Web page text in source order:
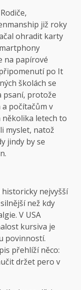
již roky
ohradit karty
na papírové
po It
školách se
psaní, protože
a počítačům v
několika letech to
myslet, natož
jindy by se
nejvyšší
než kdy
V USA
kursiva je
povinností.
přehlíží něco:
držet pero v